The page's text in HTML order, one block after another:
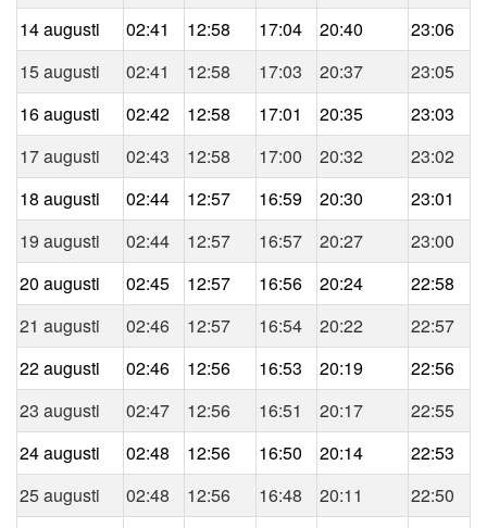
14 augusti
02:41 12:58 17:04 20:40
23:06
15 augusti
02:41 12:58 17:03 20:37
23:05
16 augusti
02:42 12:58 17:01 20:35
23:03
17 augusti
02:43 12:58 17:00 20:32
23:02
18 augusti
02:44 12:57 16:59 20:30
23:01
19 augusti
02:44 12:57 16:57 20:27
23:00
20 augusti
02:45 12:57 16:56 20:24
22:58
21 augusti
02:46 12:57 16:54 20:22
22:57
22 augusti
02:46 12:56 16:53 20:19
22:56
23 augusti
02:47 12:56 16:51 20:17
22:55
24 augusti
02:48 12:56 16:50 20:14
22:53
25 augusti
02:48 12:56 16:48 20:11
22:50